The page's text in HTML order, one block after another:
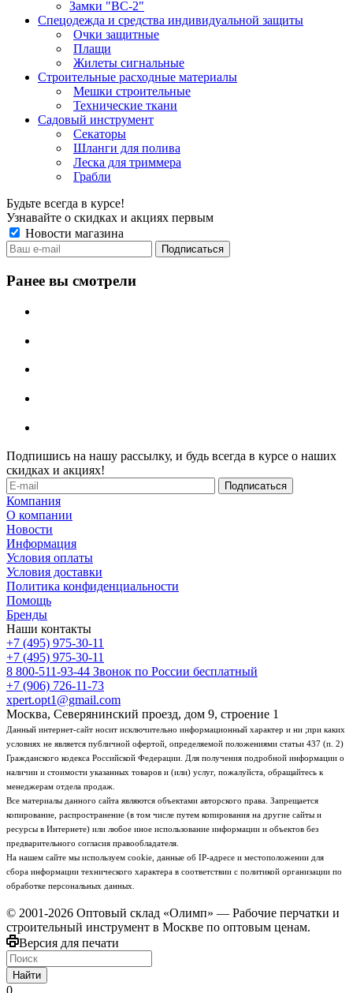
Замки "ВС-2"
Спецодежда и средства индивидуальной защиты
Очки защитные
Плащи
Жилеты сигнальные
Строительные расходные материалы
Мешки строительные
Технические ткани
Садовый инструмент
Секаторы
Шланги для полива
Леска для триммера
Грабли
Будьте всегда в курсе!
Узнавайте о скидках и акциях первым
Новости магазина
Ранее вы смотрели
Подпишись на нашу рассылку, и будь всегда в курсе о наших
скидках и акциях!
Компания
О компании
Новости
Информация
Условия оплаты
Условия доставки
Политика конфиденциальности
Помощь
Бренды
Наши контакты
+7 (495) 975-30-11
+7 (495) 975-30-11
8 800-511-93-44 Звонок по России бесплатный
+7 (906) 726-11-73
xpert.opt1@gmail.com
Москва, Северянинский проезд, дом 9, строение 1
Данный интернет-сайт носит исключительно информационный характер и ни ;при каких
условиях не является публичной офертой, определяемой положениями статьи 437 (п. 2)
Гражданского кодекса Российской Федерации. Для получения подробной информации о
наличии и стоимости указанных товаров и (или) услуг, пожалуйста, обращайтесь к
менеджерам отдела продаж.
Все материалы данного сайта являются объектами авторского права. Запрещается
копирование, распространение (в том числе путем копирования на другие сайты и
ресурсы в Интернете) или любое иное использование информации и объектов без
предварительного согласия правообладателя.
На нашем сайте мы используем cookie, данные об IP-адресе и местоположении для
сбора информации технического характера в соответствии с политикой организации по
обработке персональных данных.
© 2001-2026 Оптовый склад «Олимп» — Рабочие перчатки и
строительный инструмент в Москве по оптовым ценам.
Версия для печати
Найти